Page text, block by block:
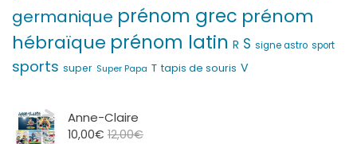
germanique prénom grec prénom
hébraïque prénom latin R S signe astro sport
sports super Super Papa T tapis de souris V
Anne-Claire
10,00€ 12,00€